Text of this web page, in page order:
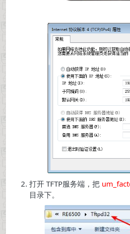
打开 TFTP服务端，把
目录下。